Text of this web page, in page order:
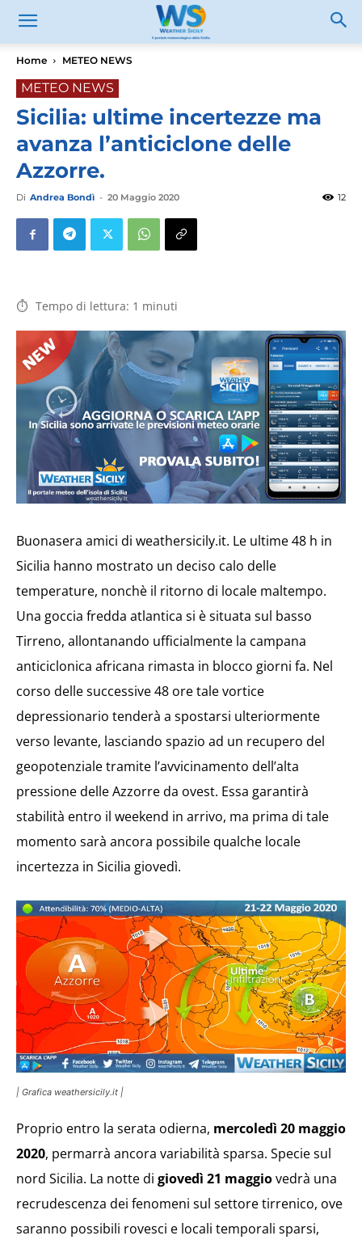
Home METEO NEWS
METEO NEWS
Sicilia: ultime incertezze ma
avanza l’anticiclone delle
Azzorre.
Di Andrea Bondì - 20 Maggio 2020 12
Tempo di lettura: 1 minuti
Buonasera amici di weathersicily.it. Le ultime 48 h in
Sicilia hanno mostrato un deciso calo delle
temperature, nonchè il ritorno di locale maltempo.
Una goccia fredda atlantica si è situata sul basso
Tirreno, allontanando ufficialmente la campana
anticiclonica africana rimasta in blocco giorni fa. Nel
corso delle successive 48 ore tale vortice
depressionario tenderà a spostarsi ulteriormente
verso levante, lasciando spazio ad un recupero del
geopotenziale tramite l’avvicinamento dell’alta
pressione delle Azzorre da ovest. Essa garantirà
stabilità entro il weekend in arrivo, ma prima di tale
momento sarà ancora possibile qualche locale
incertezza in Sicilia giovedì.
| Grafica weathersicily.it |
Proprio entro la serata odierna, mercoledì 20 maggio
2020, permarrà ancora variabilità sparsa. Specie sul
nord Sicilia. La notte di giovedì 21 maggiovedrà una
recrudescenza dei fenomeni sul settore tirrenico, ove
saranno possibili rovesci e locali temporali sparsi,